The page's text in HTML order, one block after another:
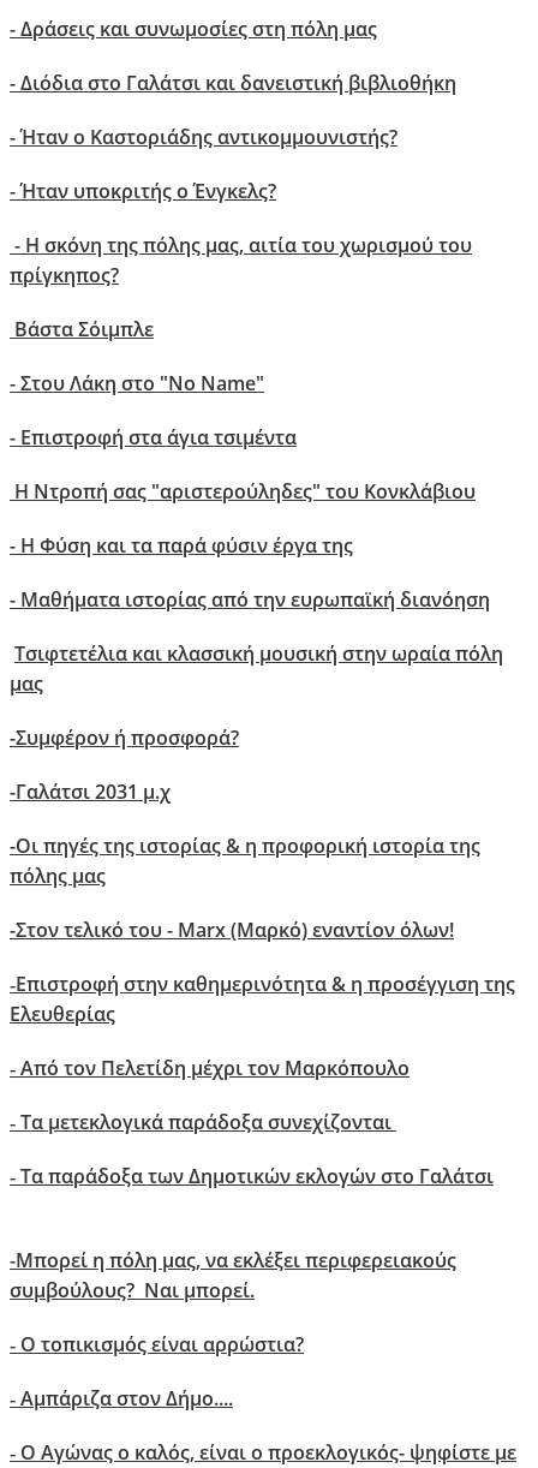
- Δράσεις και συνωμοσίες στη πόλη μας
- Διόδια στο Γαλάτσι και δανειστική βιβλιοθήκη
-Ήταν o Καστοριάδης αντικομμουνιστής?
- Ήταν υποκριτής ο Ένγκελς?
- H σκόνη της πόλης μας, αιτία του χωρισμού του
πρίγκηπος?
Βάστα Σόιμπλε
- Στου Λάκη στο "No Name"
- Επιστροφή στα άγια τσιμέντα
Η Ντροπή σας "αριστερούληδες" του Κονκλάβιου
- Η Φύση και τα παρά φύσιν έργα της
- Μαθήματα ιστορίας από την ευρωπαϊκή διανόηση
Τσιφτετέλια και κλασσική μουσική στην ωραία πόλη
μας
-Συμφέρον ή προσφορά?
-Γαλάτσι 2031 μ.χ
-Οι πηγές της ιστορίας & η προφορική ιστορία της
πόλης μας
-Στον τελικό του - Marx (Μαρκό) εναντίον όλων!
-Επιστροφή στην καθημερινότητα & η προσέγγιση της
Ελευθερίας
- Aπό τον Πελετίδη μέχρι τον Μαρκόπουλο
- Τα μετεκλογικά παράδοξα συνεχίζονται
- Τα παράδοξα των Δημοτικών εκλογών στο Γαλάτσι
-Μπορεί η πόλη μας, να εκλέξει περιφερειακούς
συμβούλους? Ναι μπορεί.
- Ο τοπικισμός είναι αρρώστια?
- Αμπάριζα στον Δήμο....
- Ο Αγώνας ο καλός, είναι ο προεκλογικός- ψηφίστε με